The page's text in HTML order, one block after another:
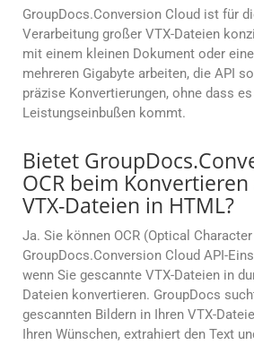
GroupDocs.Conversion Cloud ist für
Verarbeitung großer VTX-Dateien
mit einem kleinen Dokument oder
mehreren Gigabyte arbeiten, die API
präzise Konvertierungen, ohne dass
Leistungseinbußen kommt.
Bietet
OCR beim
VTX-Dateien in HTML?
Ja. Sie können OCR (Optical
GroupDocs.Conversion Cloud API-
wenn Sie gescannte VTX-Dateien in
Dateien konvertieren. GroupDocs
gescannten Bildern in Ihren VTX-
Ihren Wünschen, extrahiert den Text